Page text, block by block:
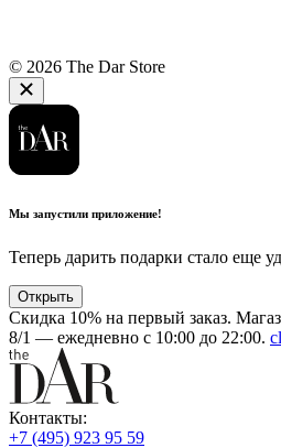
© 2026 The Dar Store
Мы запустили приложение!
Теперь дарить подарки стало еще
Открыть
Скидка 10% на первый заказ.
8/1 — ежедневно с 10:00 до 22:00.
Контакты:
+7 (495) 923 95 59